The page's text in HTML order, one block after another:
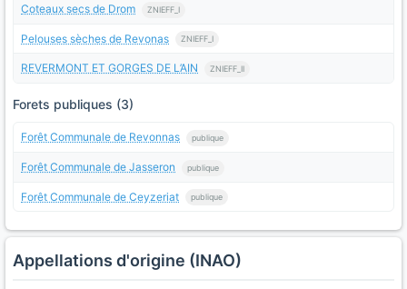
Coteaux secs de Drom ZNIEFF_I
Pelouses sèches de Revonas ZNIEFF_I
REVERMONT ET GORGES DE L’AIN ZNIEFF_II
Forets publiques (3)
Forêt Communale de Revonnas publique
Forêt Communale de Jasseron publique
Forêt Communale de Ceyzeriat publique
Appellations d'origine (INAO)